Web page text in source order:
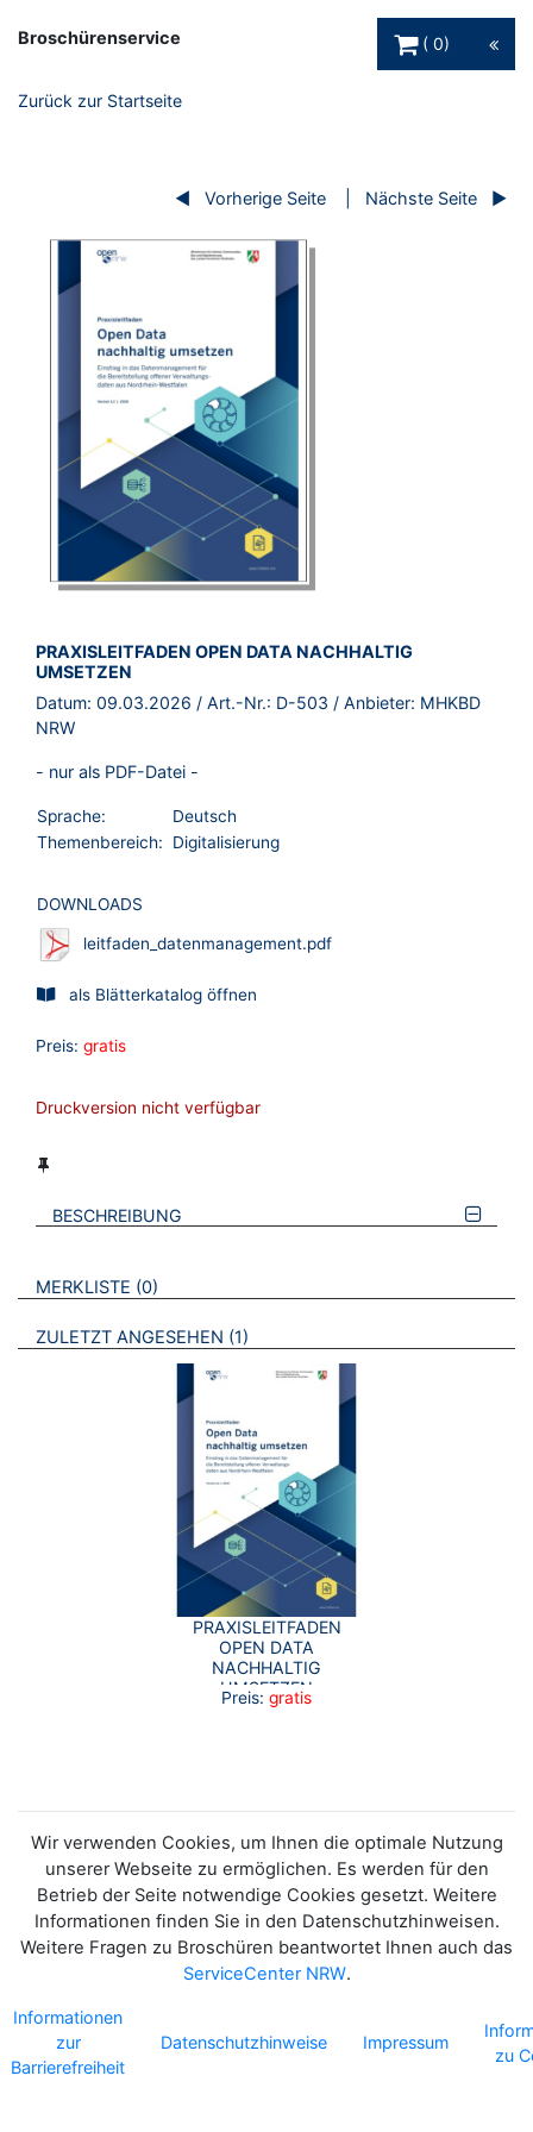
Broschürenservice
0
Zurück zur Startseite
Vorherige Seite Nächste Seite
BROSCHÜRE:
PRAXISLEITFADEN OPEN DATA NACHHALTIG
UMSETZEN
Datum: 09.03.2026 / Art.-Nr.: D-503 / Anbieter: MHKBD
NRW
- nur als PDF-Datei -
Sprache:
Deutsch
Themenbereich:
Digitalisierung
DOWNLOADS
leitfaden_datenmanagement.pdf
als Blätterkatalog öffnen
Preis: gratis
Druckversion nicht verfügbar
BESCHREIBUNG
VERWEISE AUF VERMERKTE- ODER ZULETZT ANGESEHENE
MERKLISTE 0 BROSCHÜREN
ZULETZT ANGESEHEN 1 BROSCHÜREN
PRAXISLEITFADEN
OPEN DATA
NACHHALTIG
UMSETZEN
Preis: gratis
Wir verwenden Cookies, um Ihnen die optimale Nutzung
unserer Webseite zu ermöglichen. Es werden für den
Betrieb der Seite notwendige Cookies gesetzt. Weitere
Informationen finden Sie in den Datenschutzhinweisen.
Weitere Fragen zu Broschüren beantwortet Ihnen auch das
ServiceCenter NRW.
Informationen
zur
Barrierefreiheit
Datenschutzhinweise Impressum
zu